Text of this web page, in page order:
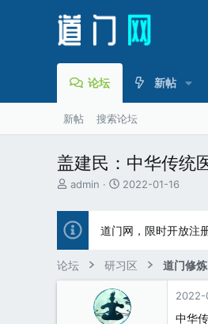
论坛 新帖
新帖 搜索论坛
盖建民：中华传统
主
发
起
人
admin
开
间
2022-01-16
道门网，限时开放注
论坛 研习区 道门修炼
2022-
中华